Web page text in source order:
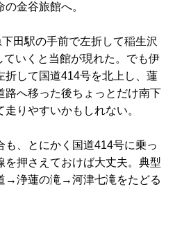
金谷旅館へ。
田駅の手前で左折して稲生沢
ていくと当館が現れた。でも伊
折して国道414号を北上し、蓮
路へ移った後ちょっとだけ南下
りやすいかもしれない。
も、とにかく国道414号に乗っ
を押さえておけば大丈夫。典型
→浄蓮の滝→河津七滝をたどる